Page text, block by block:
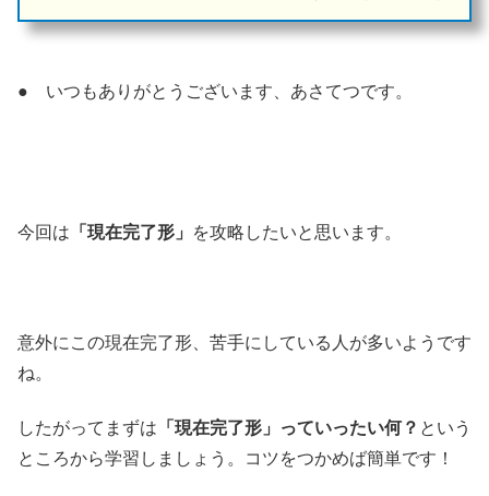
● いつもありがとうございます、あさてつです。
今回は 「現在完了形」 を攻略したいと思います。
意外にこの現在完了形、苦手にしている人が多いようです
ね。
したがってまずは 「現在完了形」っていったい何？ という
ところから学習しましょう。コツをつかめば簡単です！